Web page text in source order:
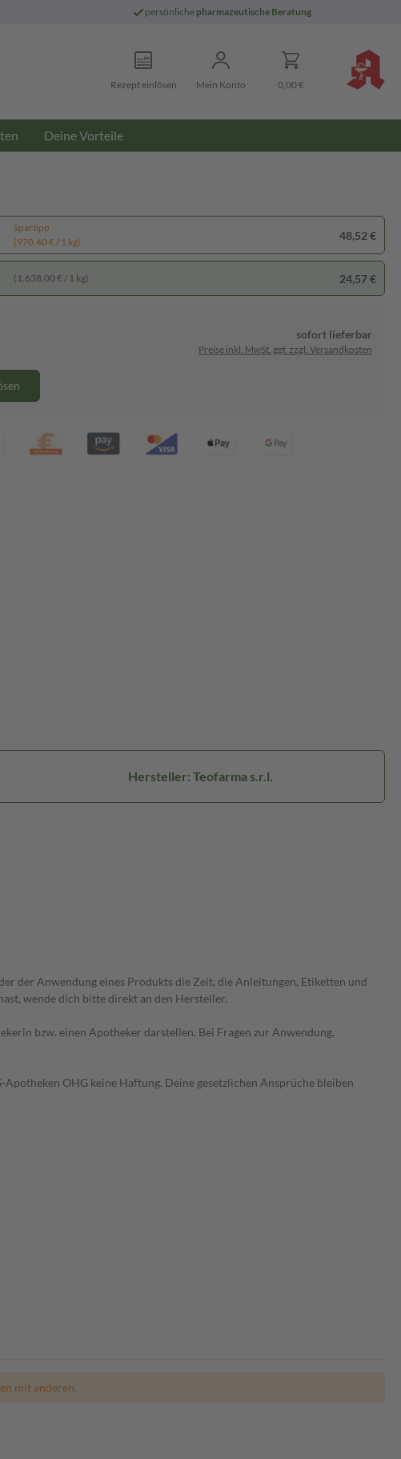
persönliche pharmazeutische Beratung
Rezept einlösen Mein Konto 0,00 €
Deine Vorteile
Spartipp
(970,40 € / 1 kg)
48,52 €
(1.638,00 € / 1 kg) 24,57 €
sofort lieferbar
Preise inkl. MwSt. ggf. zzgl. Versandkosten
Hersteller: Teofarma s.r.l.
der Anwendung eines Produkts die Zeit, die Anleitungen, Etiketten und
wende dich bitte direkt an den Hersteller.
bzw. einen Apotheker darstellen. Bei Fragen zur Anwendung,
OHG keine Haftung. Deine gesetzlichen Ansprüche bleiben
mit anderen.